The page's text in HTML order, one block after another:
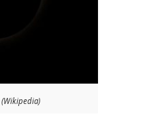
(Wikipedia)